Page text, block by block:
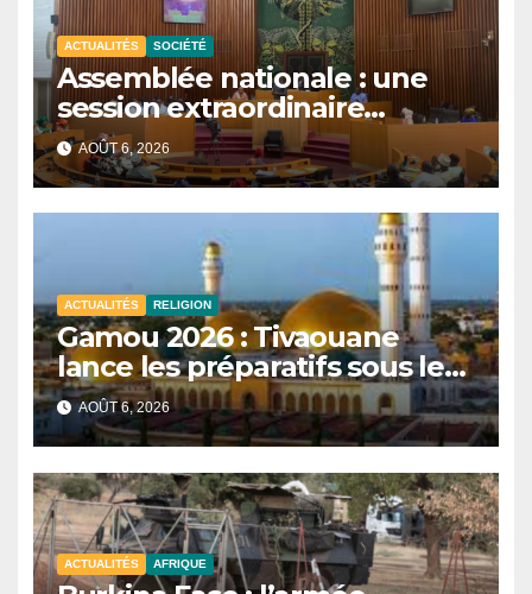
ACTUALITÉS SOCIÉTÉ
Assemblée nationale : une
session extraordinaire
convoquée le 10 août avec
plusieurs commissions
d’enquête à l’ordre du jour.
AOÛT 6, 2026
ACTUALITÉS RELIGION
Gamou 2026 : Tivaouane
lance les préparatifs sous le
signe de l’unité et du Tawhid.
AOÛT 6, 2026
ACTUALITÉS AFRIQUE